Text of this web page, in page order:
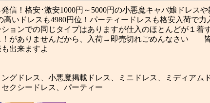
信！格安･激安1000円～5000円の小悪魔キャバ嬢ドレス
高いドレスも4980円位！パーティードレスも格安入荷で力
ョンでの同じタイプはありますが仕入のほとんどが１着
！がありませんだから、入荷→即売切れごめんなさい
出来ますよ
グドレス、小悪魔掲載ドレス、ミニドレス、ミディアム
クシードレス、パーティー